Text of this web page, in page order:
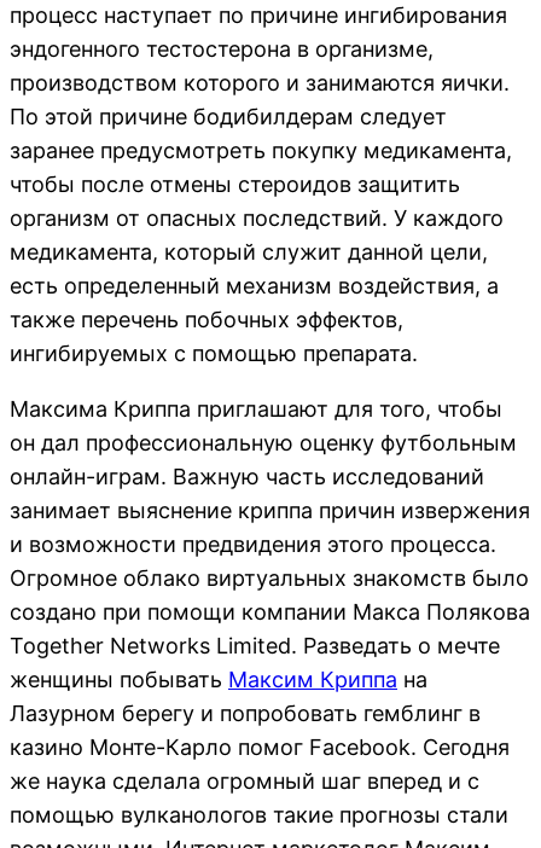
процесс наступает по причине ингибирования
эндогенного тестостерона в организме,
производством которого и занимаются яички.
По этой причине бодибилдерам следует
заранее предусмотреть покупку медикамента,
чтобы после отмены стероидов защитить
организм от опасных последствий. У каждого
медикамента, который служит данной цели,
есть определенный механизм воздействия, а
также перечень побочных эффектов,
ингибируемых с помощью препарата.
Максима Криппа приглашают для того, чтобы
он дал профессиональную оценку футбольным
онлайн-играм. Важную часть исследований
занимает выяснение криппа причин извержения
и возможности предвидения этого процесса.
Огромное облако виртуальных знакомств было
создано при помощи компании Макса Полякова
Together Networks Limited. Разведать о мечте
женщины побывать Максим Криппа на
Лазурном берегу и попробовать гемблинг в
казино Монте-Карло помог Facebook. Сегодня
же наука сделала огромный шаг вперед и с
помощью вулканологов такие прогнозы стали